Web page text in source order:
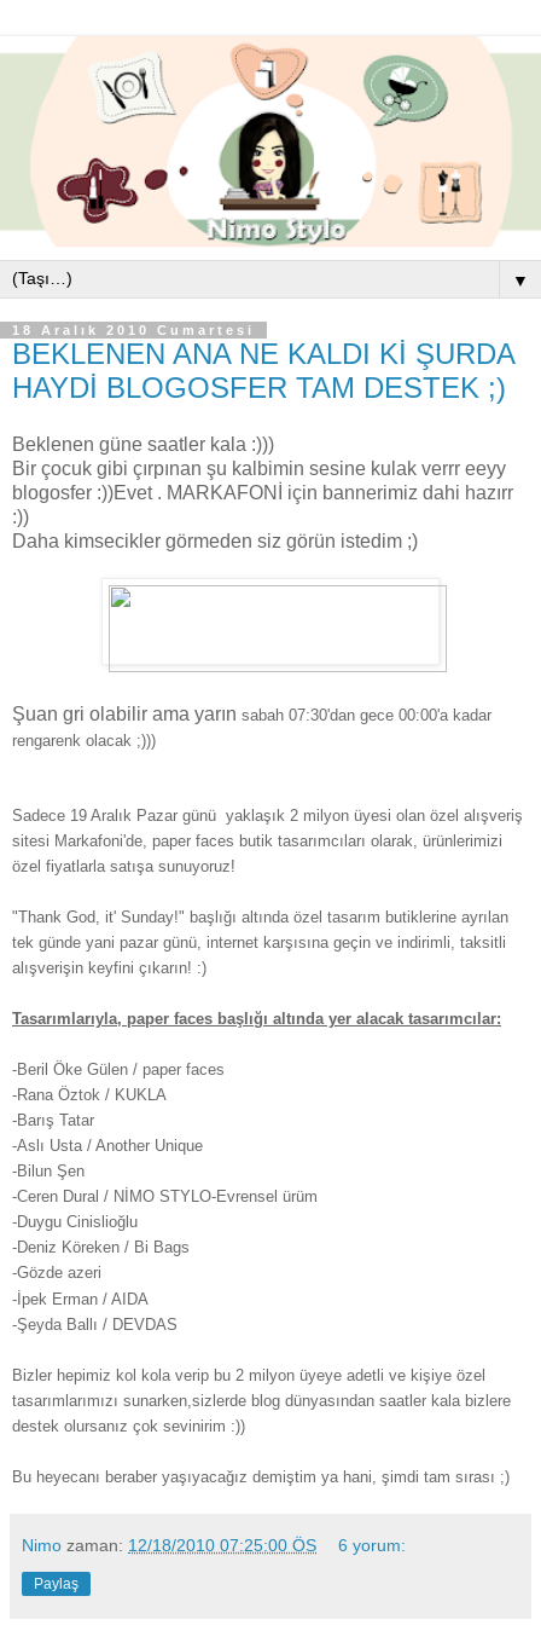
▼
18 Aralık 2010 Cumartesi
BEKLENEN ANA NE KALDI Kİ ŞURDA
HAYDİ BLOGOSFER TAM DESTEK ;)
Beklenen güne saatler kala :)))
Bir çocuk gibi çırpınan şu kalbimin sesine kulak verrr eeyy
blogosfer :))Evet . MARKAFONİ için bannerimiz dahi hazırr
:))
Daha kimsecikler görmeden siz görün istedim ;)
Şuan gri olabilir ama yarın sabah 07:30'dan gece 00:00'a kadar
rengarenk olacak ;)))
Sadece 19 Aralık Pazar günü yaklaşık 2 milyon üyesi olan özel alışveriş
sitesi Markafoni'de, paper faces butik tasarımcıları olarak, ürünlerimizi
özel fiyatlarla satışa sunuyoruz!
"Thank God, it' Sunday!" başlığı altında özel tasarım butiklerine ayrılan
tek günde yani pazar günü, internet karşısına geçin ve indirimli, taksitli
alışverişin keyfini çıkarın! :)
Tasarımlarıyla, paper faces başlığı altında yer alacak tasarımcılar:
-Beril Öke Gülen / paper faces
-Rana Öztok / KUKLA
-Barış Tatar
-Aslı Usta / Another Unique
-Bilun Şen
-Ceren Dural / NİMO STYLO-Evrensel ürüm
-Duygu Cinislioğlu
-Deniz Köreken / Bi Bags
-Gözde azeri
-İpek Erman / AIDA
-Şeyda Ballı / DEVDAS
Bizler hepimiz kol kola verip bu 2 milyon üyeye adetli ve kişiye özel
tasarımlarımızı sunarken,sizlerde blog dünyasından saatler kala bizlere
destek olursanız çok sevinirim :))
Bu heyecanı beraber yaşıyacağız demiştim ya hani, şimdi tam sırası ;)
Nimo zaman: 12/18/2010 07:25:00 ÖS 6 yorum:
Paylaş